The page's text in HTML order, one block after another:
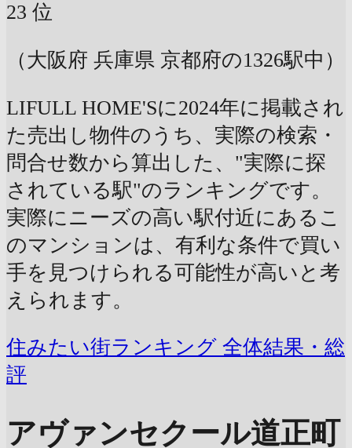
23 位
（大阪府 兵庫県 京都府の1326駅中）
LIFULL HOME'Sに2024年に掲載され
た売出し物件のうち、実際の検索・
問合せ数から算出した、"実際に探
されている駅"のランキングです。
実際にニーズの高い駅付近にあるこ
のマンションは、有利な条件で買い
手を見つけられる可能性が高いと考
えられます。
住みたい街ランキング 全体結果・総
評
アヴァンセクール道正町